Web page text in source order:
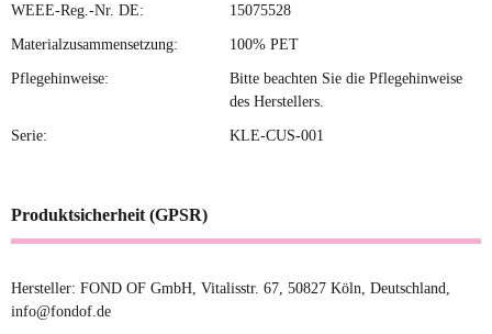
WEEE-Reg.-Nr. DE: 15075528
Materialzusammensetzung: 100% PET
Pflegehinweise:
Bitte beachten Sie die Pflegehinweise
des Herstellers.
Serie: KLE-CUS-001
Produktsicherheit (GPSR)
Hersteller: FOND OF GmbH, Vitalisstr. 67, 50827 Köln, Deutschland,
info@fondof.de